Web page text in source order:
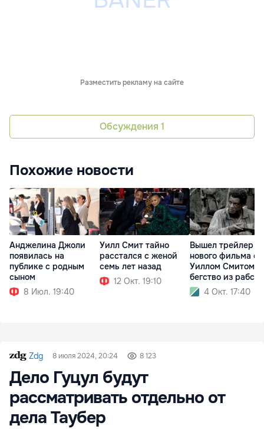
Разместить рекламу на сайте
Обсуждения 1
Похожие новости
Анджелина Джоли
появилась на
публике с родным
сыном
8 Июл. 19:40
Уилл Смит тайно
расстался с женой
семь лет назад
12 Окт. 19:10
Вышел трейлер
нового фильма с
Уиллом Смитом
бегство из
4 Окт. 17:40
Zdg 8 июля 2024, 20:24 8 123
Дело Гуцул будут
рассматривать отдельно от
дела Таубер